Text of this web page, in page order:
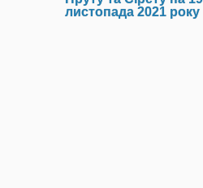
листопада 2021 року